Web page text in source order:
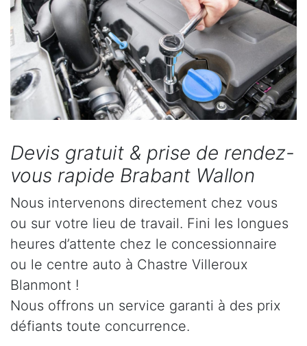
Devis gratuit & prise de rendez-
vous rapide Brabant Wallon
Nous intervenons directement chez vous
ou sur votre lieu de travail. Fini les longues
heures d’attente chez le concessionnaire
ou le centre auto à Chastre Villeroux
Blanmont !
Nous offrons un service garanti à des prix
défiants toute concurrence.